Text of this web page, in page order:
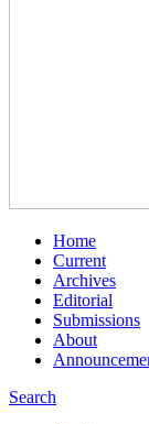
Home
Current
Archives
Editorial
Submissions
About
Search